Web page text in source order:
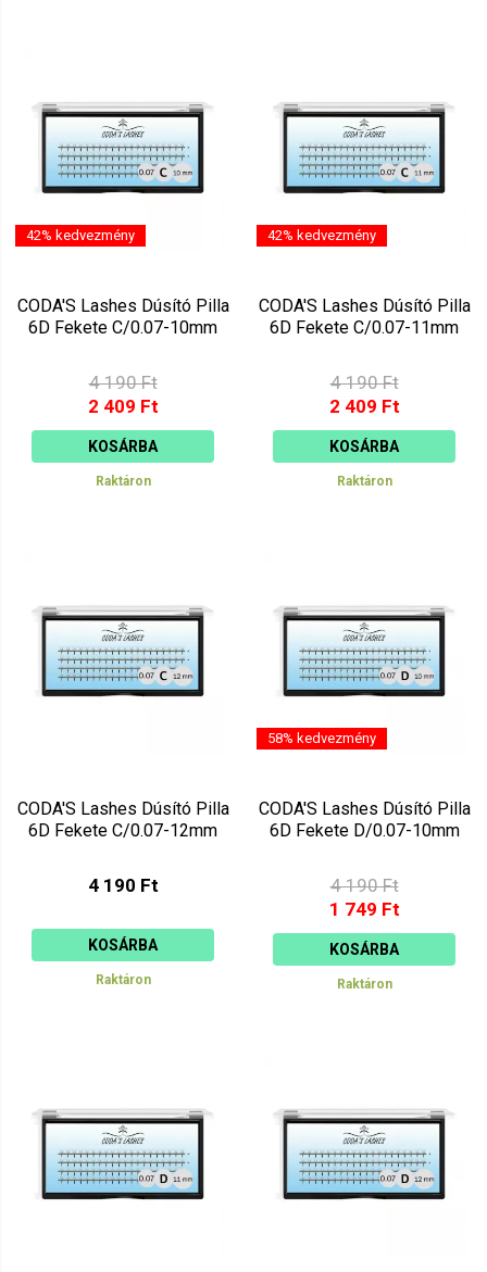
42% kedvezmény
CODA'S Lashes Dúsító Pilla
6D Fekete C/0.07-10mm
4 190 Ft
2 409 Ft
KOSÁRBA
Raktáron
42% kedvezmény
CODA'S Lashes Dúsító Pilla
6D Fekete C/0.07-11mm
4 190 Ft
2 409 Ft
KOSÁRBA
Raktáron
CODA'S Lashes Dúsító Pilla
6D Fekete C/0.07-12mm
4 190 Ft
KOSÁRBA
Raktáron
58% kedvezmény
CODA'S Lashes Dúsító Pilla
6D Fekete D/0.07-10mm
4 190 Ft
1 749 Ft
KOSÁRBA
Raktáron